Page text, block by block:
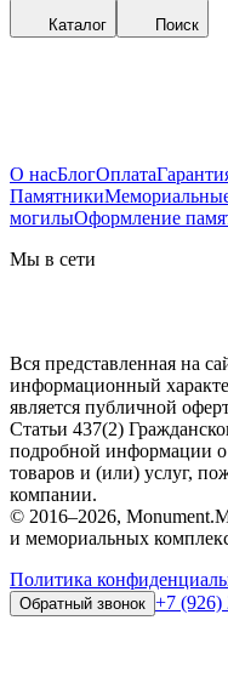
Каталог Поиск
О насБлогОплата
Памятники
могилыОформление
Мы в сети
Вся представленная на
информационный
является публичной
Статьи 437(2)
подробной информации
товаров и (или) услуг,
компании.
© 2016–2026,
и мемориальных
Политика
Обратный звонок +7 (926)